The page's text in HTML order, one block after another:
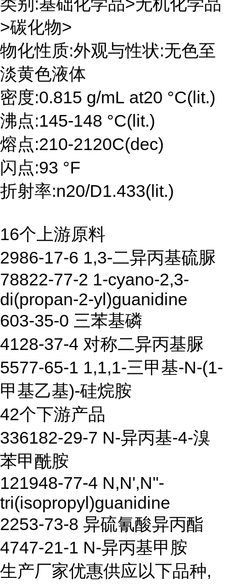
>碳化物>
物化性质:外观与性状:无色至
淡黄色液体
密度:0.815 g/mL at20 °C(lit.)
沸点:145-148 °C(lit.)
熔点:210-2120C(dec)
闪点:93 °F
折射率:n20/D1.433(lit.)
16个上游原料
2986-17-6 1,3-二异丙基硫脲
78822-77-2 1-cyano-2,3-
di(propan-2-yl)guanidine
603-35-0 三苯基磷
4128-37-4 对称二异丙基脲
5577-65-1 1,1,1-三甲基-N-(1-
甲基乙基)-硅烷胺
42个下游产品
336182-29-7 N-异丙基-4-溴
苯甲酰胺
121948-77-4 N,N',N''-
tri(isopropyl)guanidine
2253-73-8 异硫氰酸异丙酯
4747-21-1 N-异丙基甲胺
生产厂家优惠供应以下品种,